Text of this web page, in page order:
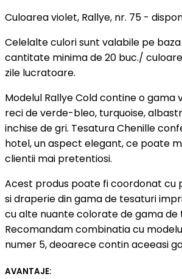
Culoarea violet, Rallye, nr. 75 -
Celelalte culori sunt valabile pe
cantitate minima de 20 buc./
zile lucratoare.
Modelul Rallye Cold contine o gama
reci de verde-bleo, turquoise,
inchise de gri. Tesatura Chenille
hotel, un aspect elegant, ce poate
clientii mai pretentiosi.
Acest produs poate fi coordonat cu
si draperie din gama de tesaturi
cu alte nuante colorate de gama de
Recomandam combinatia cu
numer 5, deoarece contin aceeasi
AVANTAJE: